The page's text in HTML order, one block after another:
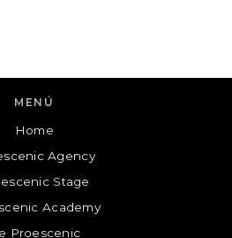
MENÚ
Home
Agency
Stage
Academy
Proescenic
Proescenic